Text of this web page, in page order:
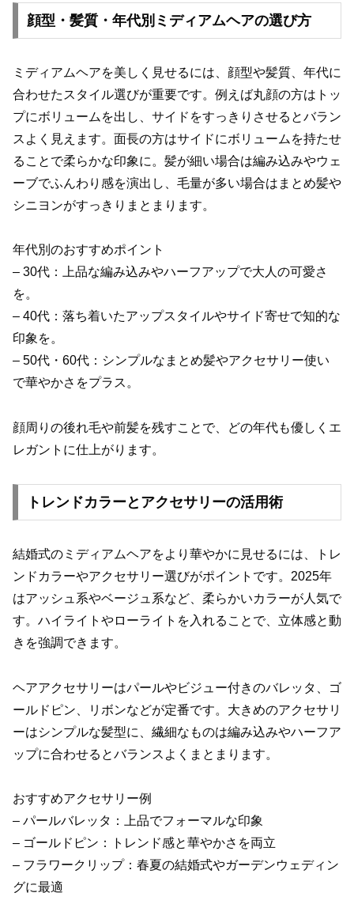
顔型・髪質・年代別ミディアムヘアの選び方
ミディアムヘアを美しく見せるには、顔型や髪質、年代に
合わせたスタイル選びが重要です。例えば丸顔の方はトッ
プにボリュームを出し、サイドをすっきりさせるとバラン
スよく見えます。面長の方はサイドにボリュームを持たせ
ることで柔らかな印象に。髪が細い場合は編み込みやウェ
ーブでふんわり感を演出し、毛量が多い場合はまとめ髪や
シニヨンがすっきりまとまります。
年代別のおすすめポイント
– 30代：上品な編み込みやハーフアップで大人の可愛さ
を。
– 40代：落ち着いたアップスタイルやサイド寄せで知的な
印象を。
– 50代・60代：シンプルなまとめ髪やアクセサリー使い
で華やかさをプラス。
顔周りの後れ毛や前髪を残すことで、どの年代も優しくエ
レガントに仕上がります。
トレンドカラーとアクセサリーの活用術
結婚式のミディアムヘアをより華やかに見せるには、トレ
ンドカラーやアクセサリー選びがポイントです。2025年
はアッシュ系やベージュ系など、柔らかいカラーが人気で
す。ハイライトやローライトを入れることで、立体感と動
きを強調できます。
ヘアアクセサリーはパールやビジュー付きのバレッタ、ゴ
ールドピン、リボンなどが定番です。大きめのアクセサリ
ーはシンプルな髪型に、繊細なものは編み込みやハーフア
ップに合わせるとバランスよくまとまります。
おすすめアクセサリー例
– パールバレッタ：上品でフォーマルな印象
– ゴールドピン：トレンド感と華やかさを両立
– フラワークリップ：春夏の結婚式やガーデンウェディン
グに最適